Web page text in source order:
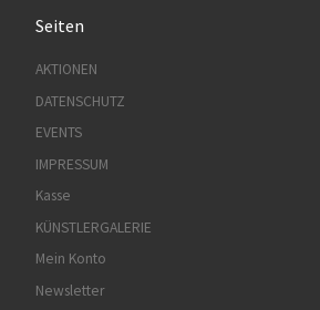
Seiten
AKTIONEN
DATENSCHUTZ
EVENTS
IMPRESSUM
Kasse
KÜNSTLERGALERIE
Mein Konto
Newsletter